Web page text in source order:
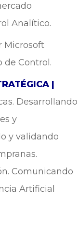
Analítico.
Microsoft
de Control.
|
Desarrollando
y
y validando
Comunicando
Artificial